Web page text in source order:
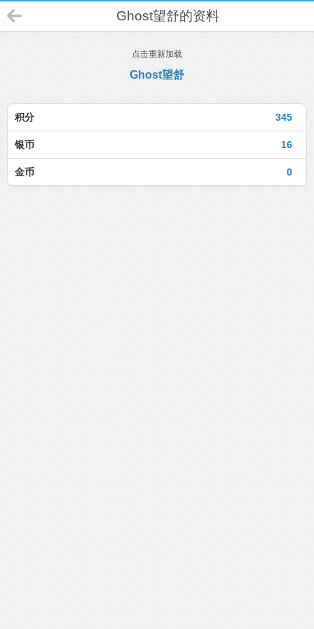
Ghost望舒的资料
点击重新加载
Ghost望舒
345
积分
16
银币
0
金币